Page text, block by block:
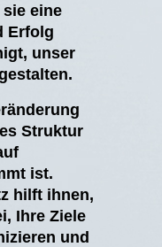
eine
Erfolg
unser
Struktur
ist.
hilft ihnen,
Ihre Ziele
und